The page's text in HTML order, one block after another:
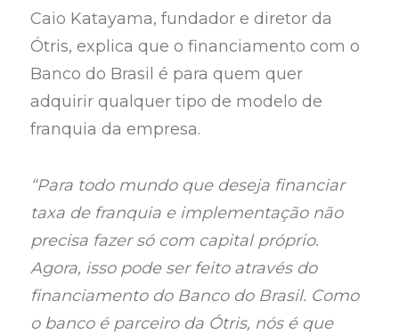
Caio Katayama, fundador e diretor da
Ótris, explica que o financiamento com o
Banco do Brasil é para quem quer
adquirir qualquer tipo de modelo de
franquia da empresa.
“Para todo mundo que deseja financiar
taxa de franquia e implementação não
precisa fazer só com capital próprio.
Agora, isso pode ser feito através do
financiamento do Banco do Brasil. Como
o banco é parceiro da Ótris, nós é que